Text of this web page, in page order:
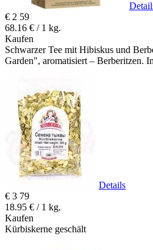
€ 2 59
68.16 € / 1 kg.
Kaufen
Schwarzer Tee mit Hibiskus und
Garden", aromatisiert – Berberitzen.
Details
€ 3 79
18.95 € / 1 kg.
Kaufen
Kürbiskerne geschält